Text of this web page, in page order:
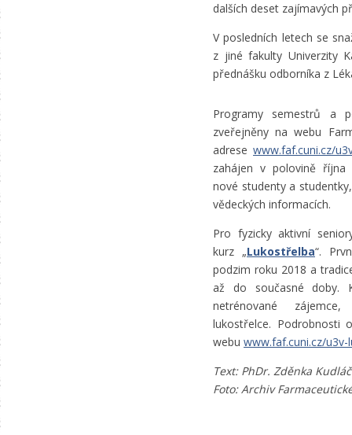
dalších deset zajímavých
V posledních letech se
z jiné fakulty Univerzity
přednášku odborníka z
Programy semestrů a
zveřejněny na webu
adrese www.faf.cuni.cz/
zahájen v polovině října
nové studenty a
vědeckých informacích.
Pro fyzicky aktivní
kurz „Lukostřelba“.
podzim roku 2018 a
až do současné doby.
netrénované
lukostřelce. Podrobnosti
webu www.faf.cuni.cz/
Text: PhDr. Zděnka
Foto: Archiv